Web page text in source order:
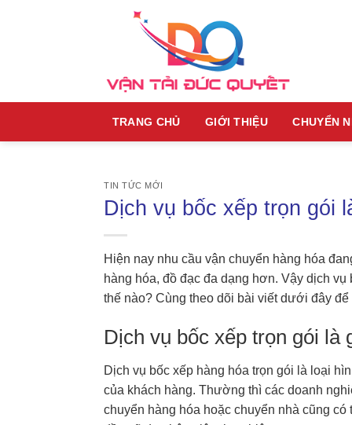
TRANG CHỦ GIỚI THIỆU CHUYỂN
TIN TỨC MỚI
Dịch vụ bốc xếp trọn gói
Hiện nay nhu cầu vận chuyển hàng hóa
hàng hóa, đồ đạc đa dạng hơn. Vậy dịch
thế nào? Cùng theo dõi bài viết dưới đây để
Dịch vụ bốc xếp trọn gói là
Dịch vụ bốc xếp hàng hóa trọn gói là loại
của khách hàng. Thường thì các doanh
chuyển hàng hóa hoặc chuyển nhà cũng